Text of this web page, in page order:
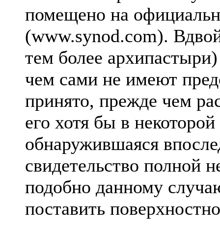
помещено на
(www.synod.com).
тем более
чем сами не имеют
принято, прежде чем
его хотя бы в
обнаружившаяся
свидетельство полной
подобно данному
поставить